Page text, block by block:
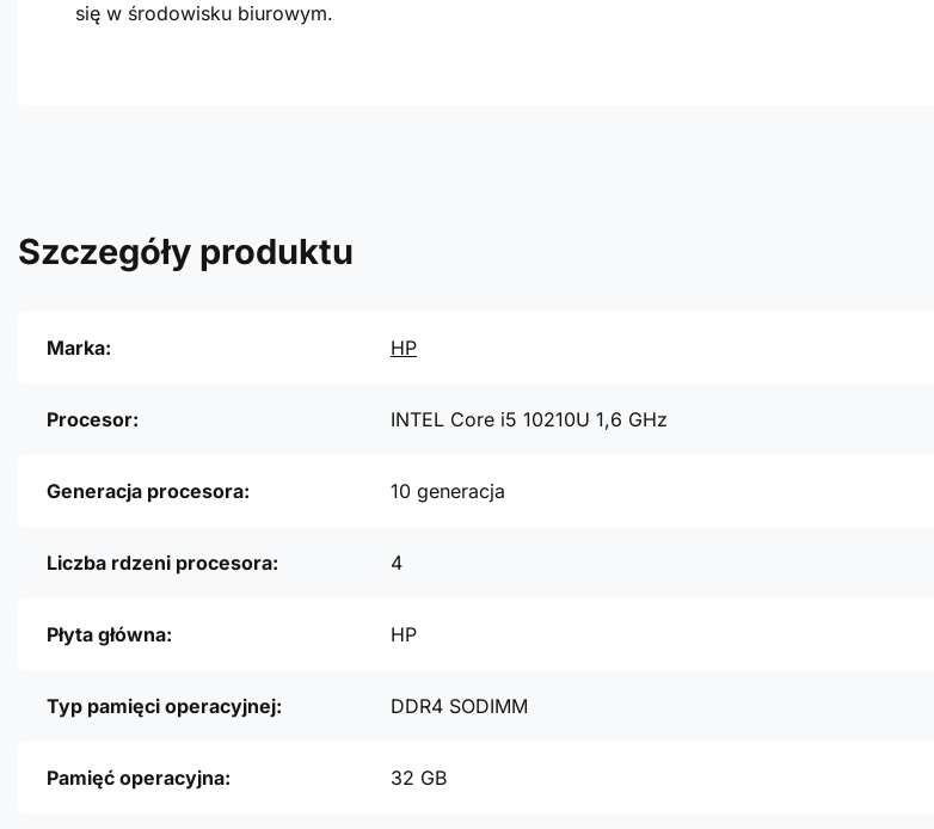
się w środowisku biurowym.
Szczegóły produktu
Marka: HP
Procesor: INTEL Core i5 10210U 1,6 GHz
Generacja procesora: 10 generacja
Liczba rdzeni procesora: 4
Płyta główna: HP
Typ pamięci operacyjnej: DDR4 SODIMM
Pamięć operacyjna: 32 GB